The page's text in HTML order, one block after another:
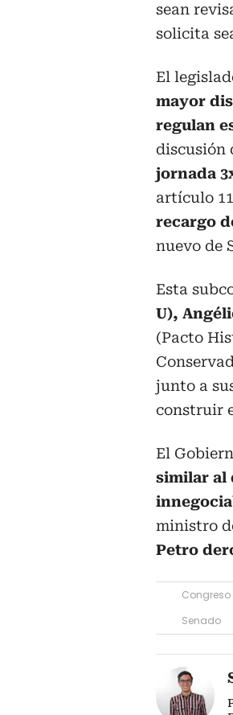
sean
solicita
El
mayor
regulan
discusión
jornada
artículo
recargo
nuevo de
Esta
U),
(Pacto
junto a
construir
El
similar al
ministro
Petro
Congreso
Senado